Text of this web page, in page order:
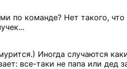
по команде? Нет такого,
Иногда случаются
все-таки не папа или дед